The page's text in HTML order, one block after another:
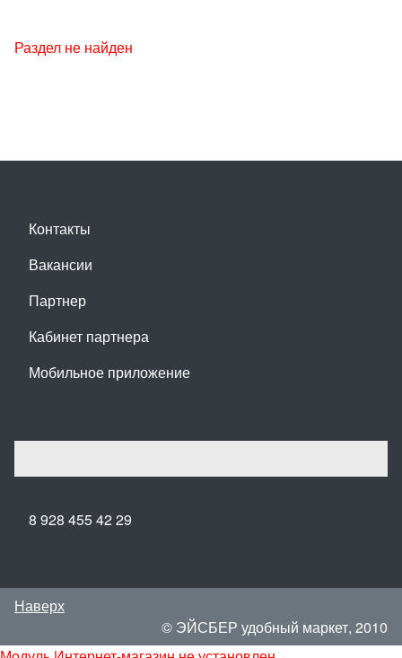
Раздел не найден
Контакты
Вакансии
Партнер
Кабинет партнера
Мобильное приложение
8 928 455 42 29
Наверх
© ЭЙСБЕР удобный маркет, 2010